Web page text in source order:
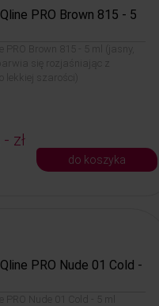
PRO Brown 815 - 5
PRO Brown 815 - 5 ml (jasny,
się rozjaśniając z
lekkiej szarości)
zł
do koszyka
PRO Nude 01 Cold -
PRO Nude 01 Cold - 5 ml